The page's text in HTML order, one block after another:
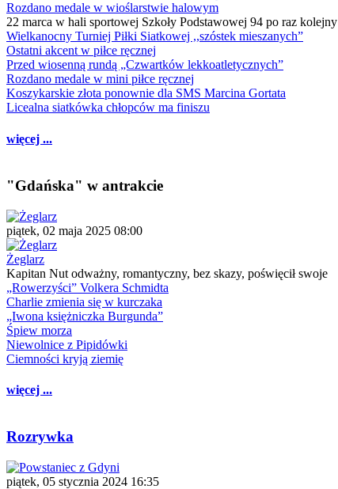
Rozdano medale w wioślarstwie halowym
22 marca w hali sportowej Szkoły Podstawowej 94 po raz kolejny
Wielkanocny Turniej Piłki Siatkowej ,,szóstek mieszanych”
Ostatni akcent w piłce ręcznej
Przed wiosenną rundą „Czwartków lekkoatletycznych”
Rozdano medale w mini piłce ręcznej
Koszykarskie złota ponownie dla SMS Marcina Gortata
Licealna siatkówka chłopców ma finiszu
więcej ...
"Gdańska" w antrakcie
piątek, 02 maja 2025 08:00
Żeglarz
Kapitan Nut odważny, romantyczny, bez skazy, poświęcił swoje
„Rowerzyści” Volkera Schmidta
Charlie zmienia się w kurczaka
„Iwona księżniczka Burgunda”
Śpiew morza
Niewolnice z Pipidówki
Ciemności kryją ziemię
więcej ...
Rozrywka
piątek, 05 stycznia 2024 16:35